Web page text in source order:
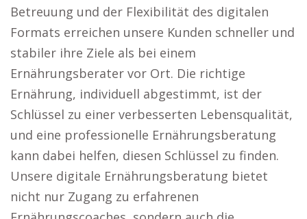
Betreuung und der Flexibilität des digitalen
Formats erreichen unsere Kunden schneller und
stabiler ihre Ziele als bei einem
Ernährungsberater vor Ort. Die richtige
Ernährung, individuell abgestimmt, ist der
Schlüssel zu einer verbesserten Lebensqualität,
und eine professionelle Ernährungsberatung
kann dabei helfen, diesen Schlüssel zu finden.
Unsere digitale Ernährungsberatung bietet
nicht nur Zugang zu erfahrenen